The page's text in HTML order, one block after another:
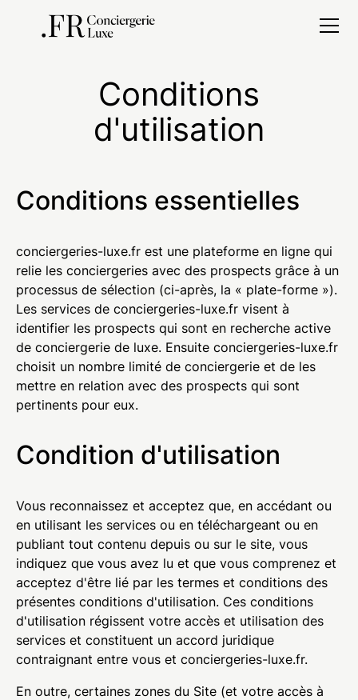
Conditions
d'utilisation
Conditions essentielles
conciergeries-luxe.fr est une plateforme en ligne qui
relie les conciergeries avec des prospects grâce à un
processus de sélection (ci-après, la « plate-forme »).
Les services de conciergeries-luxe.fr visent à
identifier les prospects qui sont en recherche active
de conciergerie de luxe. Ensuite conciergeries-luxe.fr
choisit un nombre limité de conciergerie et de les
mettre en relation avec des prospects qui sont
pertinents pour eux.
Condition d'utilisation
Vous reconnaissez et acceptez que, en accédant ou
en utilisant les services ou en téléchargeant ou en
publiant tout contenu depuis ou sur le site, vous
indiquez que vous avez lu et que vous comprenez et
acceptez d'être lié par les termes et conditions des
présentes conditions d'utilisation. Ces conditions
d'utilisation régissent votre accès et utilisation des
services et constituent un accord juridique
contraignant entre vous et conciergeries-luxe.fr.
En outre, certaines zones du Site (et votre accès à